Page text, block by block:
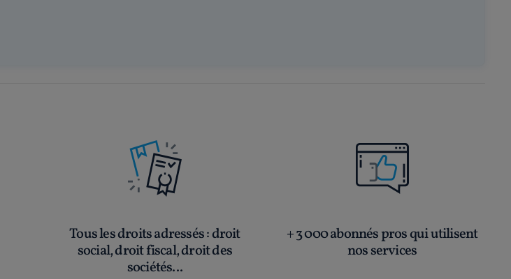
Tous les droits adressés: droit
social, droit fiscal, droit des
sociétés...
+ 3 000 abonnés pros qui utilisent
nos services